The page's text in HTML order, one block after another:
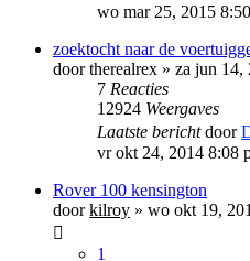
wo mar 25, 2015
zoektocht naar de
doortherealrex » za jun 14,
7 Reacties
12924 Weergaves
Laatste berichtdoor
vr okt 24, 2014 8:08
Rover 100 kensington
doorkilroy » wo okt 19,
1